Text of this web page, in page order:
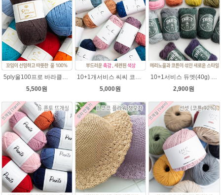
5,500원
5,000원
2,900원